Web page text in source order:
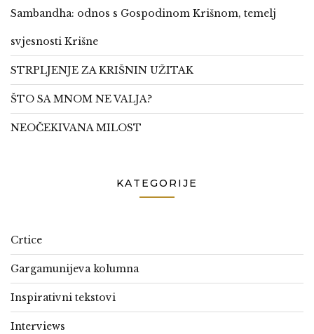
Sambandha: odnos s Gospodinom Krišnom, temelj
svjesnosti Krišne
STRPLJENJE ZA KRIŠNIN UŽITAK
ŠTO SA MNOM NE VALJA?
NEOČEKIVANA MILOST
KATEGORIJE
Crtice
Gargamunijeva kolumna
Inspirativni tekstovi
Interviews